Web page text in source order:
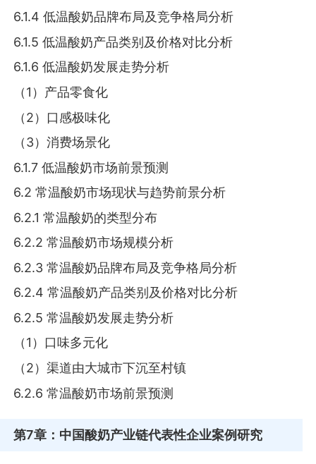
6.1.4 低温酸奶品牌布局及竞争格局分析
6.1.5 低温酸奶产品类别及价格对比分析
6.1.6 低温酸奶发展走势分析
（1）产品零食化
（2）口感极味化
（3）消费场景化
6.1.7 低温酸奶市场前景预测
6.2 常温酸奶市场现状与趋势前景分析
6.2.1 常温酸奶的类型分布
6.2.2 常温酸奶市场规模分析
6.2.3 常温酸奶品牌布局及竞争格局分析
6.2.4 常温酸奶产品类别及价格对比分析
6.2.5 常温酸奶发展走势分析
（1）口味多元化
（2）渠道由大城市下沉至村镇
6.2.6 常温酸奶市场前景预测
第7章 ：中国酸奶产业链代表性企业案例研究